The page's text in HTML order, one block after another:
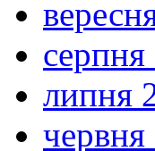
липня